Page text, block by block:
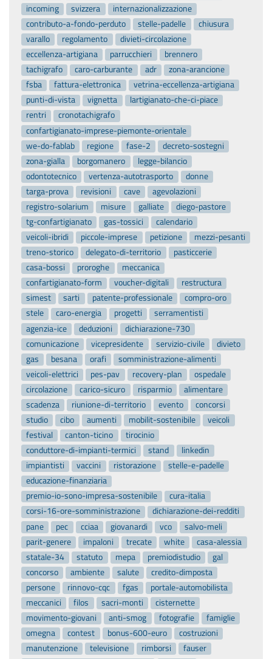
incoming
svizzera
internazionalizzazione
contributo-a-fondo-perduto
stelle-padelle
chiusura
varallo
regolamento
divieti-circolazione
eccellenza-artigiana
parrucchieri
brennero
tachigrafo
caro-carburante adr
zona-arancione
fsba
fattura-elettronica
vetrina-eccellenza-artigiana
punti-di-vista
vignetta
lartigianato-che-ci-piace
rentri
cronotachigrafo
confartigianato-imprese-piemonte-orientale
we-do-fablab
regione fase-2
decreto-sostegni
zona-gialla
borgomanero
legge-bilancio
odontotecnico
vertenza-autotrasporto
donne
targa-prova
revisioni cave
agevolazioni
registro-solarium
misure galliate
diego-pastore
tg-confartigianato
gas-tossici
calendario
veicoli-ibridi
piccole-imprese petizione
mezzi-pesanti
treno-storico
delegato-di-territorio
pasticcerie
casa-bossi
proroghe
meccanica
confartigianato-form
voucher-digitali
restructura
simest
sarti patente-professionale
compro-oro
stele
caro-energia progetti
serramentisti
agenzia-ice
deduzioni
dichiarazione-730
comunicazione
vicepresidente servizio-civile
divieto
gas
besana orafi
somministrazione-alimenti
veicoli-elettrici
pes-pav recovery-plan
ospedale
circolazione
carico-sicuro risparmio
alimentare
scadenza
riunione-di-territorio evento
concorsi
studio
cibo aumenti mobilit-sostenibile
veicoli
festival
canton-ticino
tirocinio
conduttore-di-impianti-termici
stand
linkedin
impiantisti
vaccini ristorazione
stelle-e-padelle
educazione-finanziaria
premio-io-sono-impresa-sostenibile
cura-italia
corsi-16-ore-somministrazione
dichiarazione-dei-redditi
pane
pec cciaa giovanardi vco
salvo-meli
parit-genere
impaloni trecate white
casa-alessia
statale-34
statuto mepa premiodistudio
gal
concorso
ambiente salute
credito-dimposta
persone
rinnovo-cqc fgas
portale-automobilista
meccanici
filos sacri-monti
cisternette
movimento-giovani
anti-smog fotografie
famiglie
omegna
contest bonus-600-euro
costruzioni
manutenzione
televisione rimborsi
fauser